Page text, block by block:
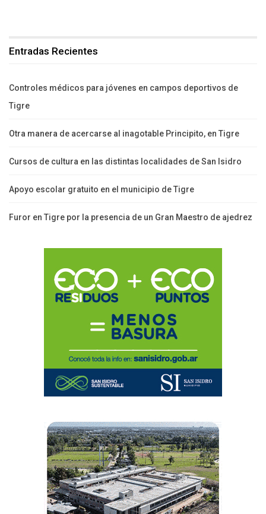
Entradas Recientes
Controles médicos para jóvenes en campos deportivos de
Tigre
Otra manera de acercarse al inagotable Principito, en Tigre
Cursos de cultura en las distintas localidades de San Isidro
Apoyo escolar gratuito en el municipio de Tigre
Furor en Tigre por la presencia de un Gran Maestro de ajedrez